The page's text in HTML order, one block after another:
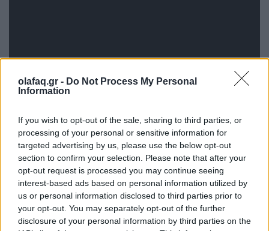
olafaq.gr - Do Not Process My Personal
Information
If you wish to opt-out of the sale, sharing to third parties, or
processing of your personal or sensitive information for
targeted advertising by us, please use the below opt-out
section to confirm your selection. Please note that after your
opt-out request is processed you may continue seeing
interest-based ads based on personal information utilized by
us or personal information disclosed to third parties prior to
your opt-out. You may separately opt-out of the further
disclosure of your personal information by third parties on the
Πηγή:iEidiseis